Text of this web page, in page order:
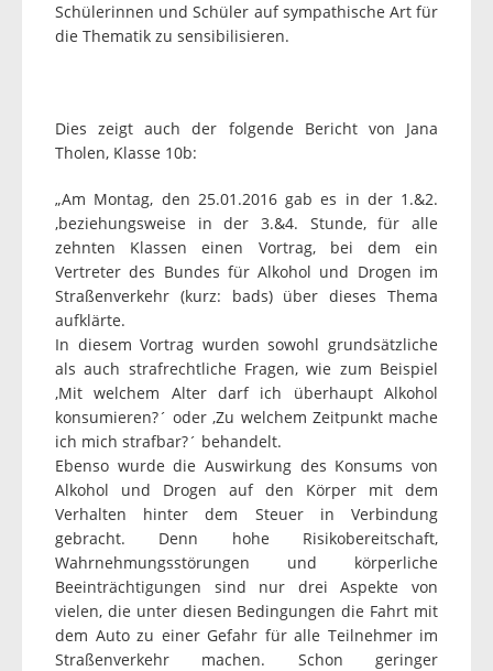
Schülerinnen und Schüler auf sympathische Art für
die Thematik zu sensibilisieren.
Dies zeigt auch der folgende Bericht von Jana
Tholen, Klasse 10b:
„Am Montag, den 25.01.2016 gab es in der 1.&2.
,beziehungsweise in der 3.&4. Stunde, für alle
zehnten Klassen einen Vortrag, bei dem ein
Vertreter des Bundes für Alkohol und Drogen im
Straßenverkehr (kurz: bads) über dieses Thema
aufklärte.
In diesem Vortrag wurden sowohl grundsätzliche
als auch strafrechtliche Fragen, wie zum Beispiel
,Mit welchem Alter darf ich überhaupt Alkohol
konsumieren?´ oder ,Zu welchem Zeitpunkt mache
ich mich strafbar?´ behandelt.
Ebenso wurde die Auswirkung des Konsums von
Alkohol und Drogen auf den Körper mit dem
Verhalten hinter dem Steuer in Verbindung
gebracht. Denn hohe Risikobereitschaft,
Wahrnehmungsstörungen und körperliche
Beeinträchtigungen sind nur drei Aspekte von
vielen, die unter diesen Bedingungen die Fahrt mit
dem Auto zu einer Gefahr für alle Teilnehmer im
Straßenverkehr machen. Schon geringer